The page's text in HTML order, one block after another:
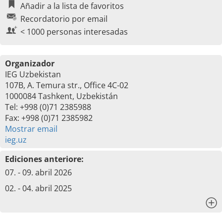
Añadir a la lista de favoritos
Recordatorio por email
< 1000 personas interesadas
Organizador
IEG Uzbekistan
107B, A. Temura str., Office 4C-02
1000084 Tashkent, Uzbekistán
Tel: +998 (0)71 2385988
Fax: +998 (0)71 2385982
Mostrar email
ieg.uz
Ediciones anteriore:
07. - 09. abril 2026
02. - 04. abril 2025